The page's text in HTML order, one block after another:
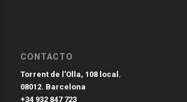
CONTACTO
Torrent de l’Olla, 108 local.
08012. Barcelona
+34 932 847 723